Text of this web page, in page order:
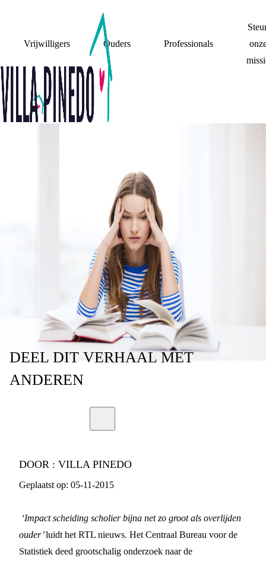
Vrijwilligers Ouders Professionals
JONGEREN
REACTIE OP
NIEUWS OVER
SCHEIDING
DEEL DIT VERHAALMET
ANDEREN
DOOR : VILLA PINEDO
Geplaatst op: 05-11-2015
‘Impact scheiding scholier bijna net zo groot als overlijden
ouder’luidt het RTL nieuws. Het Centraal Bureau voor de
Statistiek deed grootschalig onderzoek naar de